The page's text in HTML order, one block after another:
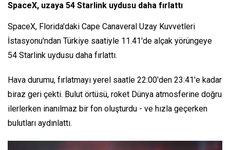
SpaceX, uzaya 54 Starlink uydusu daha fırlattı
SpaceX, Florida'daki Cape Canaveral Uzay Kuvvetleri
İstasyonu'ndan Türkiye saatiyle 11.41'de alçak yörüngeye
54 Starlink uydusu daha fırlattı.
Hava durumu, fırlatmayı yerel saatle 22:00'den 23:41'e kadar
biraz geri çekti. Bulut örtüsü, roket Dünya atmosferine doğru
ilerlerken inanılmaz bir fon oluşturdu - ve hızla geçerken
bulutları aydınlattı.